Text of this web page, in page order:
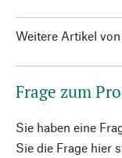
Weitere Artikel von
Frage zum
Sie haben eine
Sie die Frage hier